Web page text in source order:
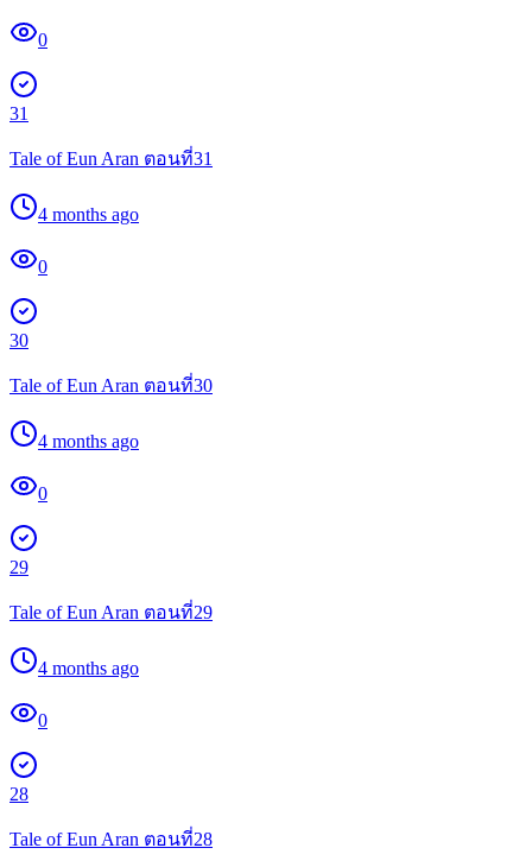
0
31
Tale of Eun Aran ตอนที่31
4 months ago
0
30
Tale of Eun Aran ตอนที่30
4 months ago
0
29
Tale of Eun Aran ตอนที่29
4 months ago
0
28
Tale of Eun Aran ตอนที่28